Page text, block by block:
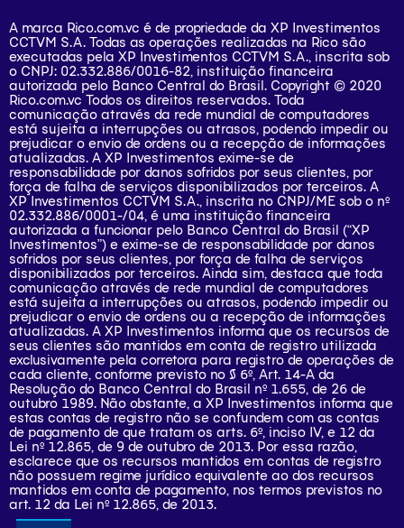
A marca Rico.com.vc é de propriedade da XP Investimentos
CCTVM S.A. Todas as operações realizadas na Rico são
executadas pela XP Investimentos CCTVM S.A., inscrita sob
o CNPJ: 02.332.886/0016-82, instituição financeira
autorizada pelo Banco Central do Brasil. Copyright © 2020
Rico.com.vc Todos os direitos reservados. Toda
comunicação através da rede mundial de computadores
está sujeita a interrupções ou atrasos, podendo impedir ou
prejudicar o envio de ordens ou a recepção de informações
atualizadas. A XP Investimentos exime-se de
responsabilidade por danos sofridos por seus clientes, por
força de falha de serviços disponibilizados por terceiros. A
XP Investimentos CCTVM S.A., inscrita no CNPJ/ME sob o nº
02.332.886/0001-/­04, é uma instituição financeira
autorizada a funcionar pelo Banco Central do Brasil (“XP
Investimentos”) e exime-se de responsabilidade por danos
sofridos por seus clientes, por força de falha de serviços
disponibilizados por terceiros. Ainda sim, destaca que toda
comunicação através de rede mundial de computadores
está sujeita a interrupções ou atrasos, podendo impedir ou
prejudicar o envio de ordens ou a recepção de informações
atualizadas. A XP Investimentos informa que os recursos de
seus clientes são mantidos em conta de registro utilizada
exclusivamente pela corretora para registro de operações de
cada cliente, conforme previsto no § 6º, Art. 14-A da
Resolução do Banco Central do Brasil nº 1.655, de 26 de
outubro 1989. Não obstante, a XP Investimentos informa que
estas contas de registro não se confundem com as contas
de pagamento de que tratam os arts. 6º, inciso IV, e 12 da
Lei nº 12.865, de 9 de outubro de 2013. Por essa razão,
esclarece que os recursos mantidos em contas de registro
não possuem regime jurídico equivalente ao dos recursos
mantidos em conta de pagamento, nos termos previstos no
art. 12 da Lei nº 12.865, de 2013.